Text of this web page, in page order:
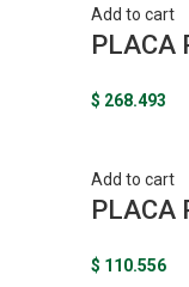
Add to cart
PLACA
$ 268.493
Add to cart
PLACA
$ 110.556